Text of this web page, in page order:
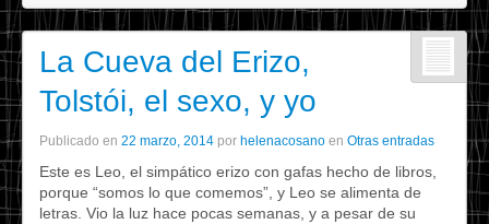
La Cueva del Erizo,
Tolstói, el sexo, y yo
Publicado en 22 marzo, 2014 por helenacosano en Otras entradas
Este es Leo, el simpático erizo con gafas hecho de libros,
porque “somos lo que comemos”, y Leo se alimenta de
letras. Vio la luz hace pocas semanas, y a pesar de su